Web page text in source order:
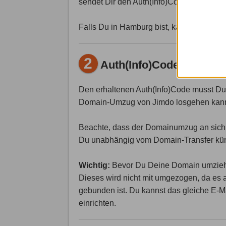
sendet Dir den Auth(Info)Code dann zu.
Falls Du in Hamburg bist, kannst Du das
2 Auth(Info)Code senden
Den erhaltenen Auth(Info)Code musst
Domain-Umzug von Jimdo losgehen
Beachte, dass der Domainumzug an
Du unabhängig vom Domain-Transfer
Wichtig: Bevor Du Deine Domain
Dieses wird nicht mit umgezogen, da
gebunden ist. Du kannst das gleiche E-
einrichten.